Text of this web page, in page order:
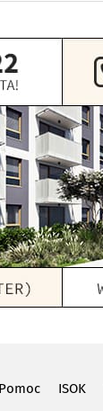
Pomoc ISOK